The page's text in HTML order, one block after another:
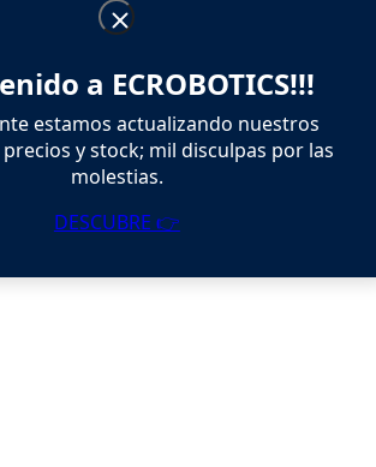
a ECROBOTICS!!!
estamos actualizando nuestros
y stock; mil disculpas por las
molestias.
DESCUBRE 👉